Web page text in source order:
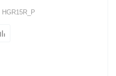
HGR15R_P